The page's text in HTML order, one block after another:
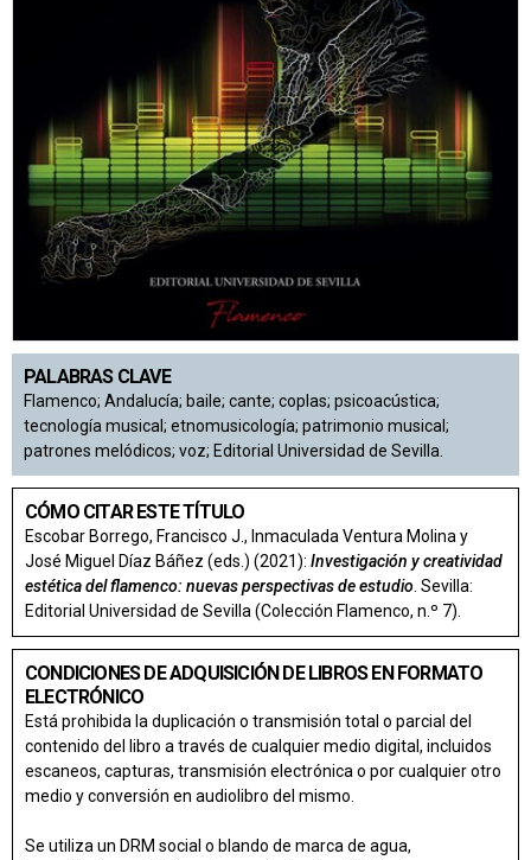
PALABRAS CLAVE
Flamenco; Andalucía; baile; cante; coplas; psicoacústica;
tecnología musical; etnomusicología; patrimonio musical;
patrones melódicos; voz; Editorial Universidad de Sevilla.
CÓMO CITAR ESTE TÍTULO
Escobar Borrego, Francisco J., Inmaculada Ventura Molina y
José Miguel Díaz Báñez (eds.) (2021): Investigación y creatividad
estética del flamenco: nuevas perspectivas de estudio. Sevilla:
Editorial Universidad de Sevilla (Colección Flamenco, n.º 7).
CONDICIONES DE ADQUISICIÓN DE LIBROS EN FORMATO
ELECTRÓNICO
Está prohibida la duplicación o transmisión total o parcial del
contenido del libro a través de cualquier medio digital, incluidos
escaneos, capturas, transmisión electrónica o por cualquier otro
medio y conversión en audiolibro del mismo.
Se utiliza un DRM social o blando de marca de agua,